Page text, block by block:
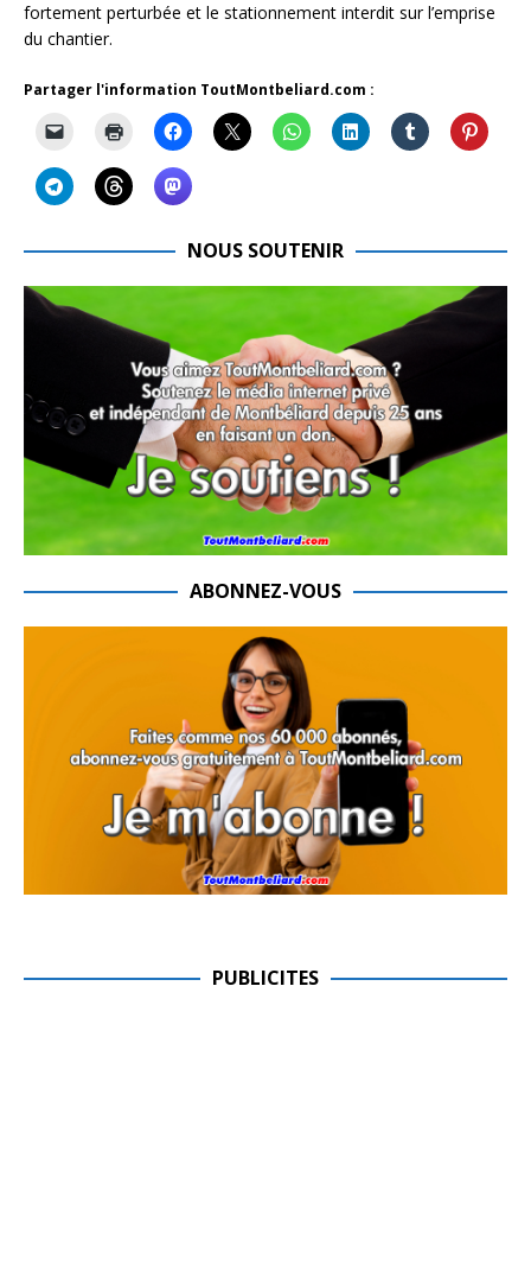
fortement perturbée et le stationnement interdit sur l’emprise
du chantier.
Partager l'information ToutMontbeliard.com :
NOUS SOUTENIR
ABONNEZ-VOUS
PUBLICITES